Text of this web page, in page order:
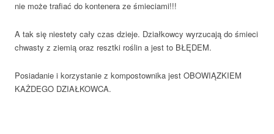
nie może trafiać do kontenera ze śmieciami!!!
A tak się niestety cały czas dzieje. Działkowcy wyrzucają do śmieci
chwasty z ziemią oraz resztki roślin a jest to BŁĘDEM.
Posiadanie i korzystanie z kompostownika jest OBOWIĄZKIEM
KAŻDEGO DZIAŁKOWCA.